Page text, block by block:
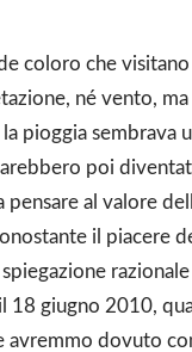
coloro che visitano
né vento,
la pioggia sembrava
poi
al valore
il piacere
18 giugno 2010,
avremmo dovuto